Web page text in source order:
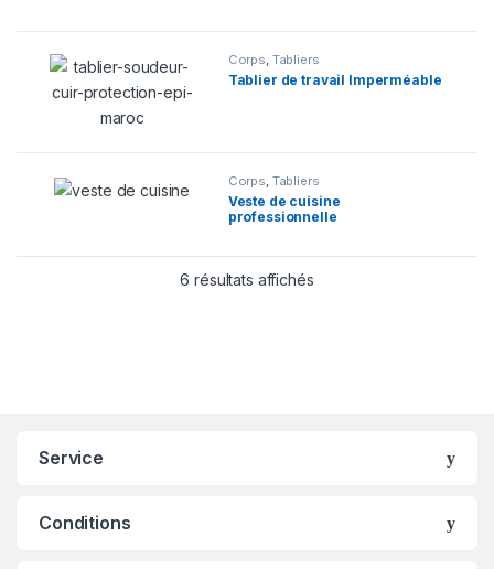
Corps, Tabliers
Tablier de travail Imperméable
Corps, Tabliers
Veste de cuisine
professionnelle
6 résultats affichés
Service
Conditions